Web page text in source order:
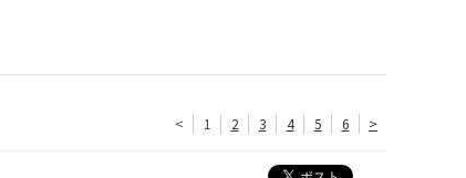
< 1 2 3 4 5 6 >